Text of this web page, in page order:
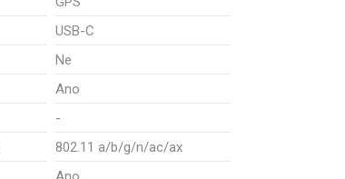
USB-C
Ne
Ano
-
802.11 a/b/g/n/ac/ax